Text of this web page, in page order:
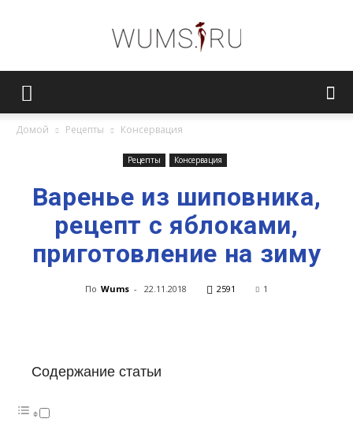
журнал
WUMENS.SU
Домой Рецепты Консервация
Рецепты Консервация
Варенье из шиповника,
рецепт с яблоками,
приготовление на зиму
По Wums - 22.11.2018 2591 1
Содержание статьи